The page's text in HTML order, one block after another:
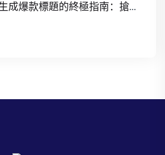
嘉義Google SEO生成爆款標題的終極指南：搶佔台灣搜尋流量紅利